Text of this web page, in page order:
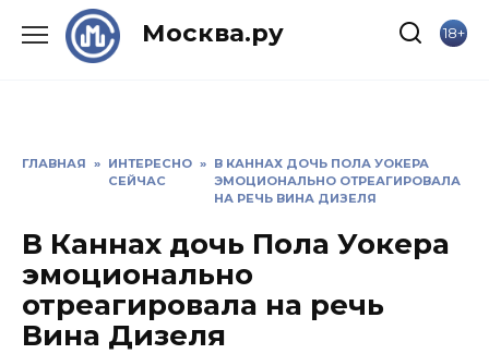
Москва.ру 18+
ГЛАВНАЯ » ИНТЕРЕСНО
СЕЙЧАС
» В КАННАХ ДОЧЬ ПОЛА УОКЕРА
ЭМОЦИОНАЛЬНО ОТРЕАГИРОВАЛА
НА РЕЧЬ ВИНА ДИЗЕЛЯ
В Каннах дочь Пола Уокера
эмоционально
отреагировала на речь
Вина Дизеля